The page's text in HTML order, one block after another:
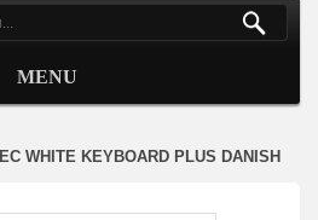
MENU
WHITE KEYBOARD PLUS DANISH